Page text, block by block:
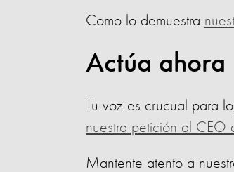
Como lo demuestra
Actúa ahora
Tu voz es crucual para
nuestra petición al CEO
Mantente atento a